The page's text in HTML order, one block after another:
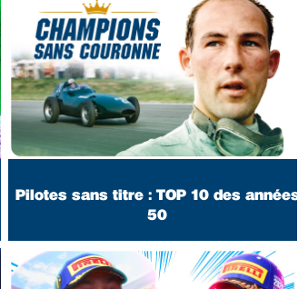
Pilotes sans titre : TOP 10 des années
50